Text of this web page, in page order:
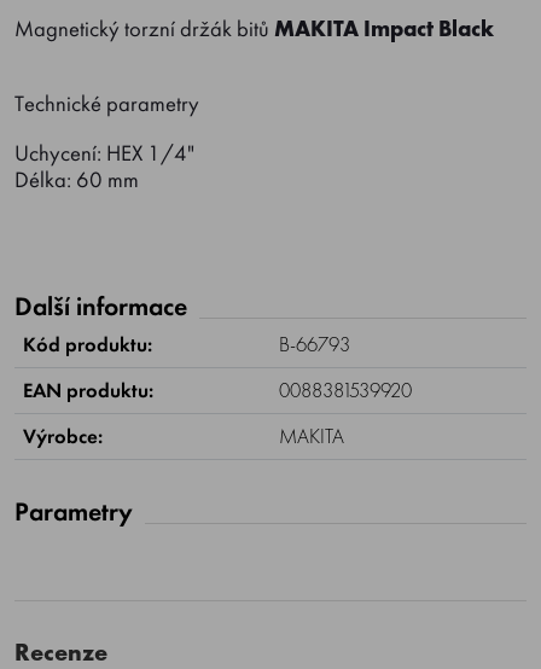
Magnetický torzní držák bitů MAKITA Impact Black
Technické parametry
Uchycení: HEX 1/4"
Délka: 60 mm
Další informace
Kód produktu:
B-66793
EAN produktu:
0088381539920
Výrobce:
MAKITA
Parametry
Recenze